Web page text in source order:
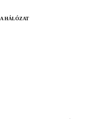
A HÁLÓZAT